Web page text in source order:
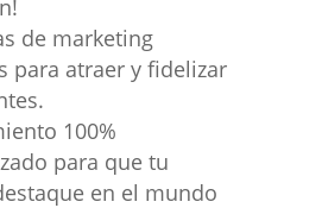
de marketing
para atraer y fidelizar
100%
para que tu
en el mundo